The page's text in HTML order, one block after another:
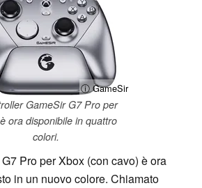
ⓘ GameSir
GameSir G7 Pro per
ora disponibile in quattro
colori.
Pro per Xbox (con cavo) è ora
in un nuovo colore. Chiamato